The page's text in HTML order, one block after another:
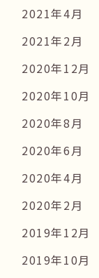
2021年4月
2021年2月
2020年12月
2020年10月
2020年8月
2020年6月
2020年4月
2020年2月
2019年12月
2019年10月